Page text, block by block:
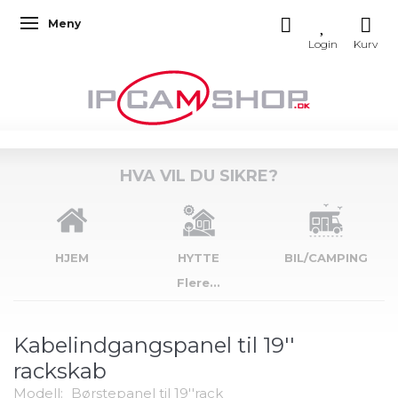
Veksle navigasjon
Meny
HVA VIL DU SIKRE?
HJEM HYTTE
BIL/CAMPING
Flere...
Kabelindgangspanel til 19''
rackskab
Modell: Børstepanel til 19''rack